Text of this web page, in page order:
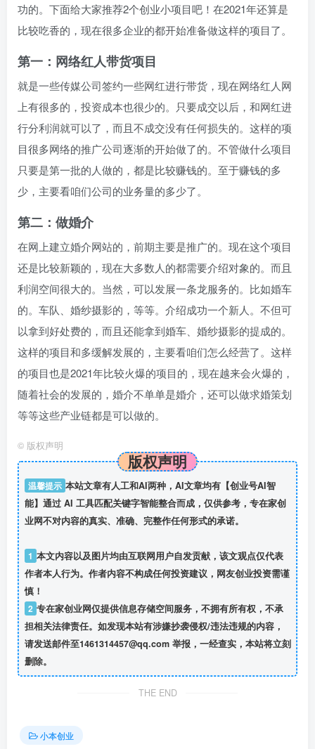
功的。下面给大家推荐2个创业小项目吧！在2021年还算是
比较吃香的，现在很多企业的都开始准备做这样的项目了。
第一：网络红人带货项目
就是一些传媒公司签约一些网红进行带货，现在网络红人网
上有很多的，投资成本也很少的。只要成交以后，和网红进
行分利润就可以了，而且不成交没有任何损失的。这样的项
目很多网络的推广公司逐渐的开始做了的。不管做什么项目
只要是第一批的人做的，都是比较赚钱的。至于赚钱的多
少，主要看咱们公司的业务量的多少了。
第二：做婚介
在网上建立婚介网站的，前期主要是推广的。现在这个项目
还是比较新颖的，现在大多数人的都需要介绍对象的。而且
利润空间很大的。当然，可以发展一条龙服务的。比如婚车
的。车队、婚纱摄影的，等等。介绍成功一个新人。不但可
以拿到好处费的，而且还能拿到婚车、婚纱摄影的提成的。
这样的项目和多缓解发展的，主要看咱们怎么经营了。这样
的项目也是2021年比较火爆的项目的，现在越来会火爆的，
随着社会的发展的，婚介不单单是婚介，还可以做求婚策划
等等这些产业链都是可以做的。
© 版权声明
版权声明
温馨提示 本站文章有人工和AI两种，AI文章均有【创业号AI智
能】通过 AI 工具匹配关键字智能整合而成，仅供参考，专在家创
业网不对内容的真实、准确、完整作任何形式的承诺。
1 本文内容以及图片均由互联网用户自发贡献，该文观点仅代表
作者本人行为。作者内容不构成任何投资建议，网友创业投资需谨
慎！
2 专在家创业网仅提供信息存储空间服务，不拥有所有权，不承
担相关法律责任。如发现本站有涉嫌抄袭侵权/违法违规的内容，
请发送邮件至1461314457@qq.com 举报，一经查实，本站将立刻
删除。
THE END
小本创业